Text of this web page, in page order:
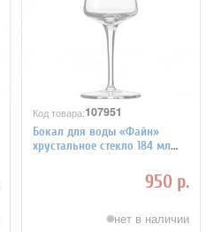
Код товара:107951
Бокал для воды «Файн»
хрустальное стекло 184 мл
950 р.
нет в наличии